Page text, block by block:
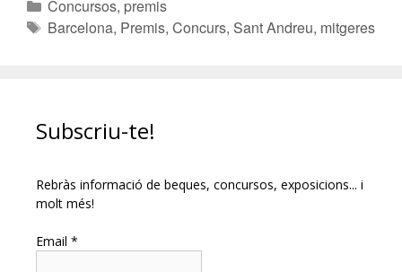
Concursos, premis
Barcelona, Premis, Concurs, Sant Andreu, mitgeres
Subscriu-te!
Rebràs informació de beques, concursos, exposicions... i
molt més!
Email *